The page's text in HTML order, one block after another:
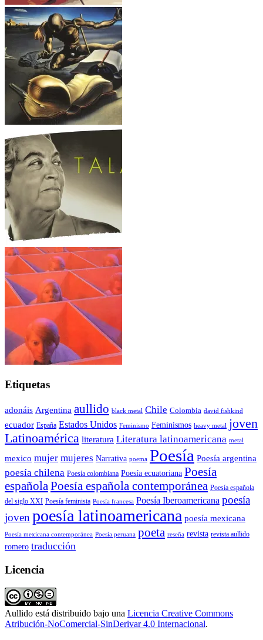
Etiquetas
adonáis Argentina aullido black metal Chile Colombia david fishkind
ecuador España Estados Unidos Feminismo Feminismos heavy metal joven
Latinoamérica literatura Literatura latinoamericana metal
mexico mujer mujeres Narrativa poema Poesía Poesía argentina
poesía chilena Poesía colombiana Poesía ecuatoriana Poesía
española Poesía española contemporánea Poesía española
del siglo XXI Poesía feminista Poesía francesa Poesía Iberoamericana poesía
jovenpoesía latinoamericana poesía mexicana
Poesía mexicana contemporánea Poesía peruana poeta reseña revista revista aullido
romero traducción
Licencia
Aullido está distribuido bajo una Licencia Creative Commons
Atribución-NoComercial-SinDerivar 4.0 Internacional.